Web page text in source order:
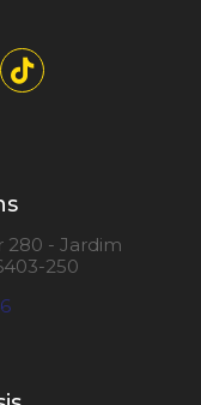
280 - Jardim
250